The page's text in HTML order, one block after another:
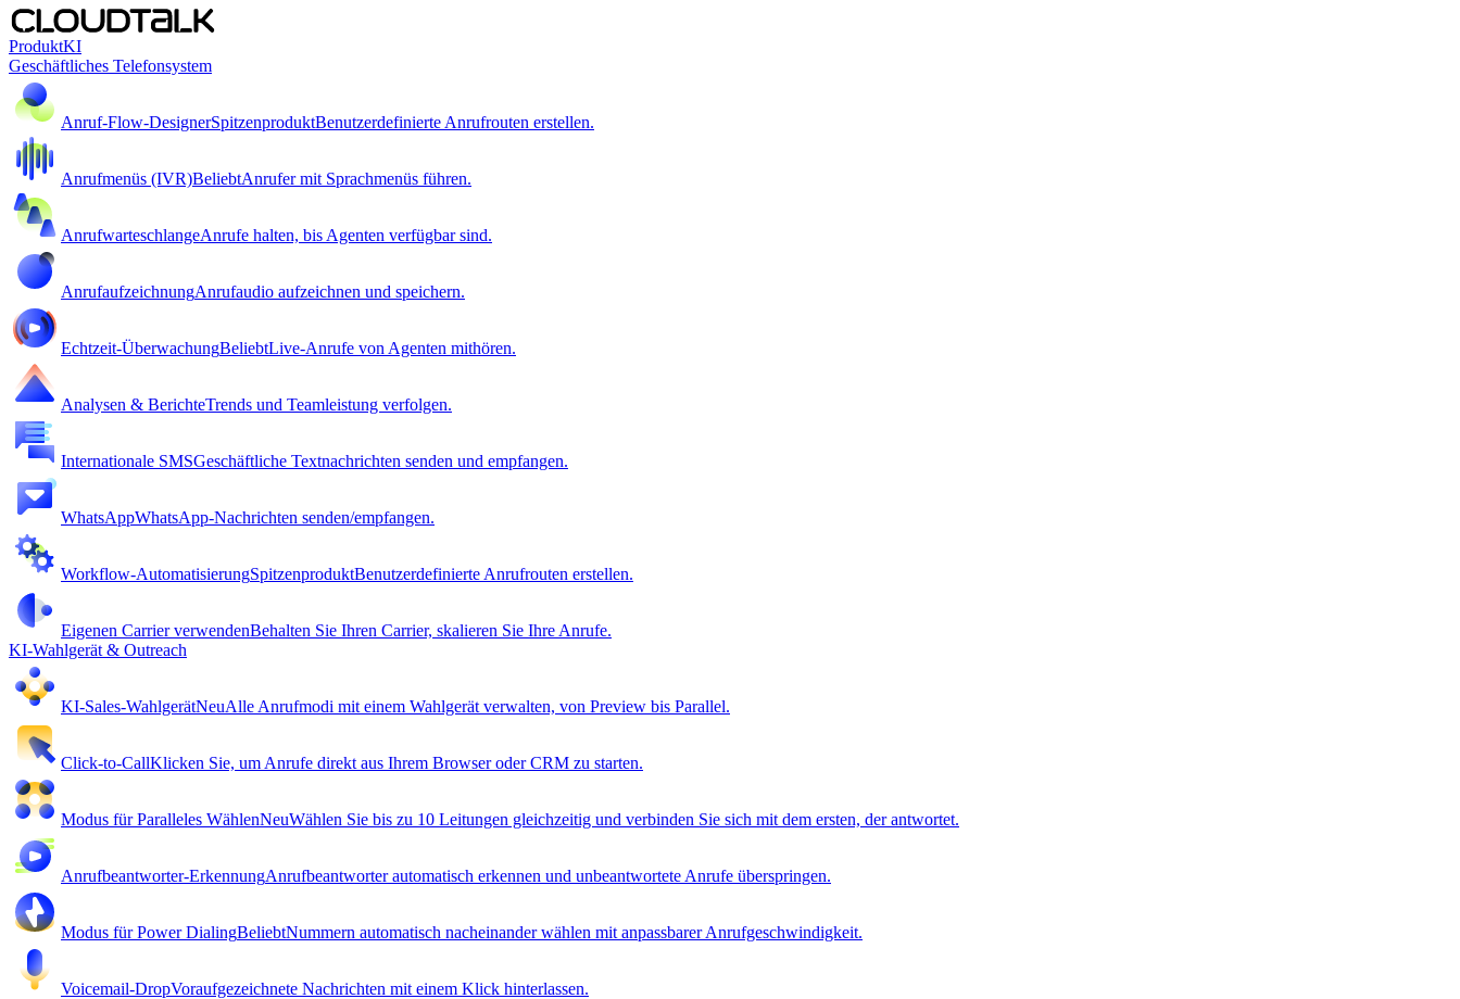
ProduktKI
Geschäftliches Telefonsystem
Anruf-Flow-DesignerSpitzenproduktBenutzerdefinierte Anrufrouten erstellen.
Anrufmenüs (IVR)BeliebtAnrufer mit Sprachmenüs führen.
AnrufwarteschlangeAnrufe halten, bis Agenten verfügbar sind.
AnrufaufzeichnungAnrufaudio aufzeichnen und speichern.
Echtzeit-ÜberwachungBeliebtLive-Anrufe von Agenten mithören.
Analysen & BerichteTrends und Teamleistung verfolgen.
Internationale SMSGeschäftliche Textnachrichten senden und empfangen.
WhatsAppWhatsApp-Nachrichten senden/empfangen.
Workflow-AutomatisierungSpitzenproduktBenutzerdefinierte Anrufrouten erstellen.
Eigenen Carrier verwendenBehalten Sie Ihren Carrier, skalieren Sie Ihre Anrufe.
KI-Wahlgerät & Outreach
KI-Sales-WahlgerätNeuAlle Anrufmodi mit einem Wahlgerät verwalten, von Preview bis Parallel.
Click-to-CallKlicken Sie, um Anrufe direkt aus Ihrem Browser oder CRM zu starten.
Modus für Paralleles WählenNeuWählen Sie bis zu 10 Leitungen gleichzeitig und verbinden Sie sich mit dem ersten, der antwortet.
Anrufbeantworter-ErkennungAnrufbeantworter automatisch erkennen und unbeantwortete Anrufe überspringen.
Modus für Power DialingBeliebtNummern automatisch nacheinander wählen mit anpassbarer Anrufgeschwindigkeit.
Voicemail-DropVoraufgezeichnete Nachrichten mit einem Klick hinterlassen.